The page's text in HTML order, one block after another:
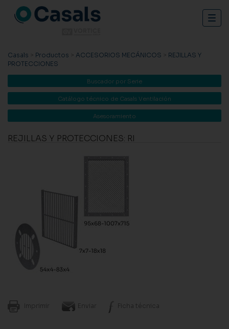
Casals > Productos > ACCESORIOS MECÁNICOS > REJILLAS Y
PROTECCIONES
Buscador por Serie
Catálogo técnico de Casals Ventilación
Asesoramiento
REJILLAS Y PROTECCIONES: RI
Imprimir Enviar Ficha técnica